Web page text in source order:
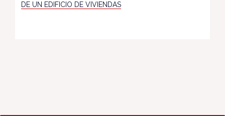
DE UN EDIFICIO DE VIVIENDAS